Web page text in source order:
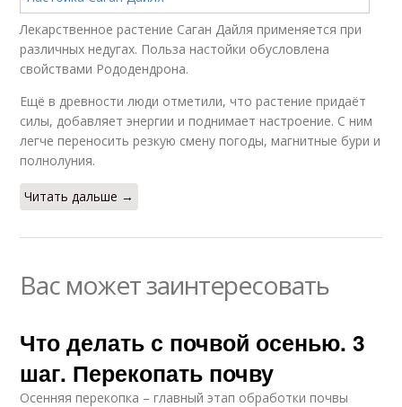
Лекарственное растение Саган Дайля применяется при
различных недугах. Польза настойки обусловлена
свойствами Рододендрона.
Ещё в древности люди отметили, что растение придаёт
силы, добавляет энергии и поднимает настроение. С ним
легче переносить резкую смену погоды, магнитные бури и
полнолуния.
Читать дальше →
Вас может заинтересовать
Что делать с почвой осенью. 3
шаг. Перекопать почву
Осенняя перекопка – главный этап обработки почвы